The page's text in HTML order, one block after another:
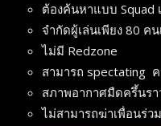
ต้องค้นหาแบบ Squad
จำกัดผู้เล่นเพียง 80 ค
ไม่มี Redzone
สามารถ spectating
สภาพอากาศมืดครึ้นร
ไม่สามารถฆ่าเพื่อนร่ว